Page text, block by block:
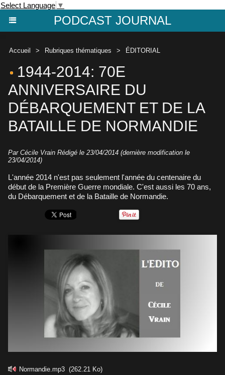
Select Language ▼
PODCAST JOURNAL
Accueil > Rubriques thématiques > ÉDITORIAL
1944-2014: 70E
ANNIVERSAIRE DU
DÉBARQUEMENT ET DE LA
BATAILLE DE NORMANDIE
Par Cécile Vrain Rédigé le 23/04/2014 (dernière modification le
23/04/2014)
L'année 2014 n'est pas seulement l'année du centenaire du
début de la Première Guerre mondiale. C'est aussi les 70 ans,
du Débarquement et de la Bataille de Normandie.
Normandie.mp3 (262.21 Ko)